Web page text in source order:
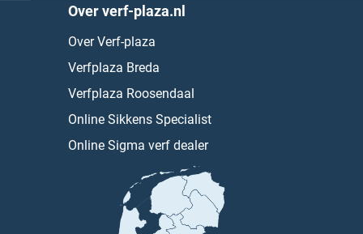
Over verf-plaza.nl
Over Verf-plaza
Verfplaza Breda
Verfplaza Roosendaal
Online Sikkens Specialist
Online Sigma verf dealer